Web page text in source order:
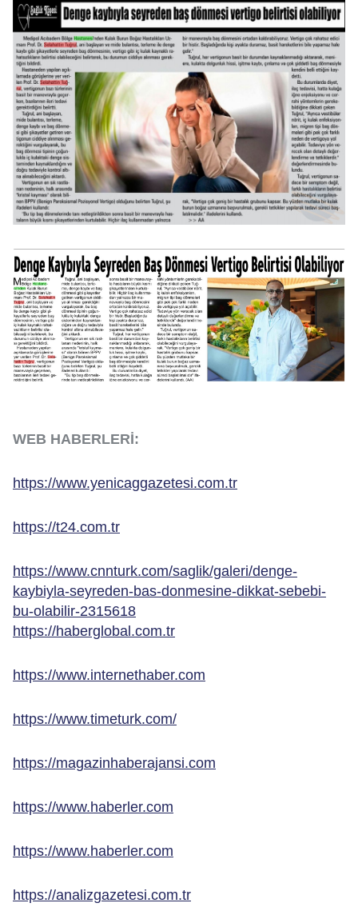
WEB HABERLERİ:
https://www.yenicaggazetesi.com.tr
https://t24.com.tr
https://www.cnnturk.com/saglik/galeri/denge-
kaybiyla-seyreden-bas-donmesine-dikkat-sebebi-
bu-olabilir-2315618
https://haberglobal.com.tr
https://www.internethaber.com
https://www.timeturk.com/
https://magazinhaberajansi.com
https://www.haberler.com
https://www.haberler.com
https://analizgazetesi.com.tr